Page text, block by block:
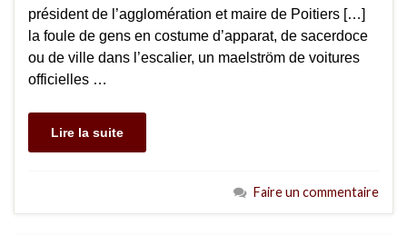
président de l’agglomération et maire de Poitiers […]
la foule de gens en costume d’apparat, de sacerdoce
ou de ville dans l’escalier, un maelström de voitures
officielles …
Lire la suite
Faire un commentaire